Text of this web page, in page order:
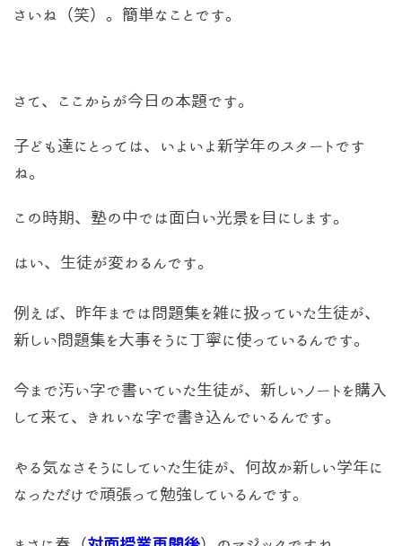
さいね（笑）。簡単なことです。
さて、ここからが今日の本題です。
子ども達にとっては、いよいよ新学年のスタートです
ね。
この時期、塾の中では面白い光景を目にします。
はい、生徒が変わるんです。
例えば、昨年までは問題集を雑に扱っていた生徒が、
新しい問題集を大事そうに丁寧に使っているんです。
今まで汚い字で書いていた生徒が、新しいノートを購入
して来て、きれいな字で書き込んでいるんです。
やる気なさそうにしていた生徒が、何故か新しい学年に
なっただけで頑張って勉強しているんです。